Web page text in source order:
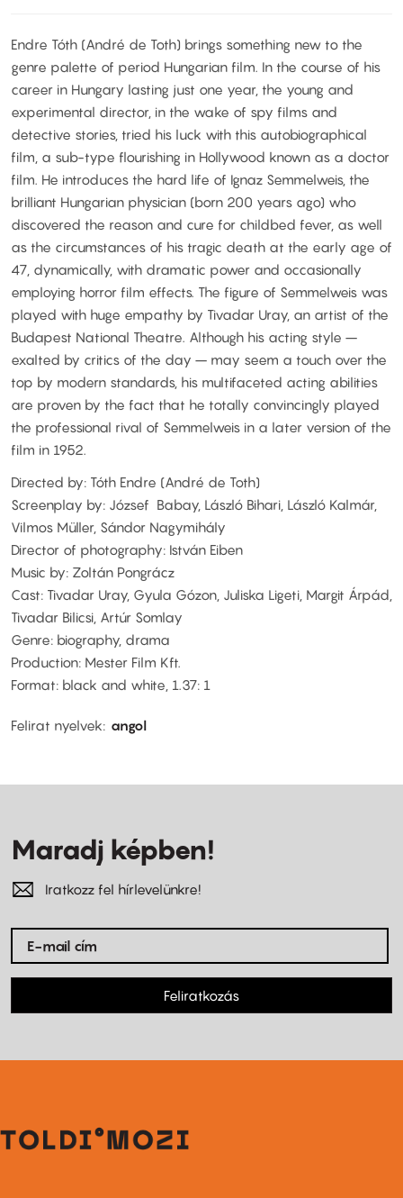
Endre Tóth (André de Toth) brings something new to the
genre palette of period Hungarian film. In the course of his
career in Hungary lasting just one year, the young and
experimental director, in the wake of spy films and
detective stories, tried his luck with this autobiographical
film, a sub-type flourishing in Hollywood known as a doctor
film. He introduces the hard life of Ignaz Semmelweis, the
brilliant Hungarian physician (born 200 years ago) who
discovered the reason and cure for childbed fever, as well
as the circumstances of his tragic death at the early age of
47, dynamically, with dramatic power and occasionally
employing horror film effects. The figure of Semmelweis was
played with huge empathy by Tivadar Uray, an artist of the
Budapest National Theatre. Although his acting style –
exalted by critics of the day – may seem a touch over the
top by modern standards, his multifaceted acting abilities
are proven by the fact that he totally convincingly played
the professional rival of Semmelweis in a later version of the
film in 1952.
Directed by: Tóth Endre (André de Toth)
Screenplay by: József Babay, László Bihari, László Kalmár,
Vilmos Müller, Sándor Nagymihály
Director of photography: István Eiben
Music by: Zoltán Pongrácz
Cast: Tivadar Uray, Gyula Gózon, Juliska Ligeti, Margit Árpád,
Tivadar Bilicsi, Artúr Somlay
Genre: biography, drama
Production: Mester Film Kft.
Format: black and white, 1.37: 1
Felirat nyelvek angol
Maradj képben!
Iratkozz fel hírlevelünkre!
Feliratkozás